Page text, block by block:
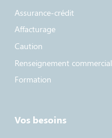
Assurance-crédit
Affacturage
Caution
Renseignement commercial
Formation
Vos besoins